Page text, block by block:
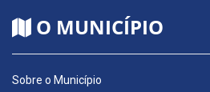
O MUNICÍPIO
Sobre o Município